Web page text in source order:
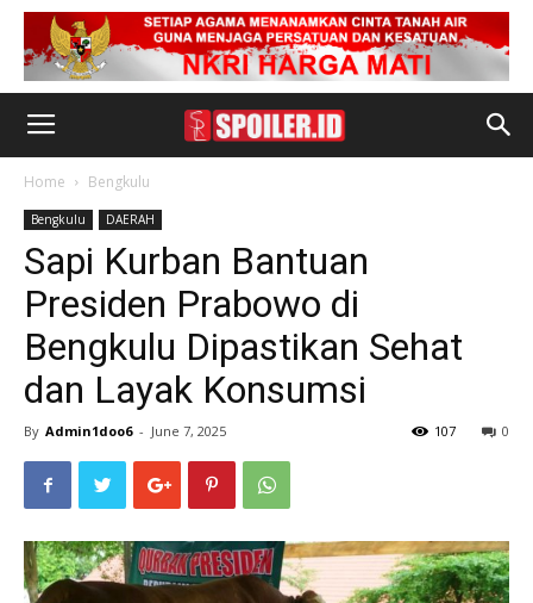
Home Bengkulu
Bengkulu DAERAH
Sapi Kurban Bantuan
Presiden Prabowo di
Bengkulu Dipastikan Sehat
dan Layak Konsumsi
By Admin1doo6 - June 7, 2025 0
107